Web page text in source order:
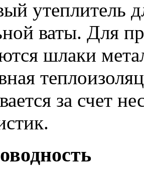
утеплитель
ваты. Для
шлаки
за счет